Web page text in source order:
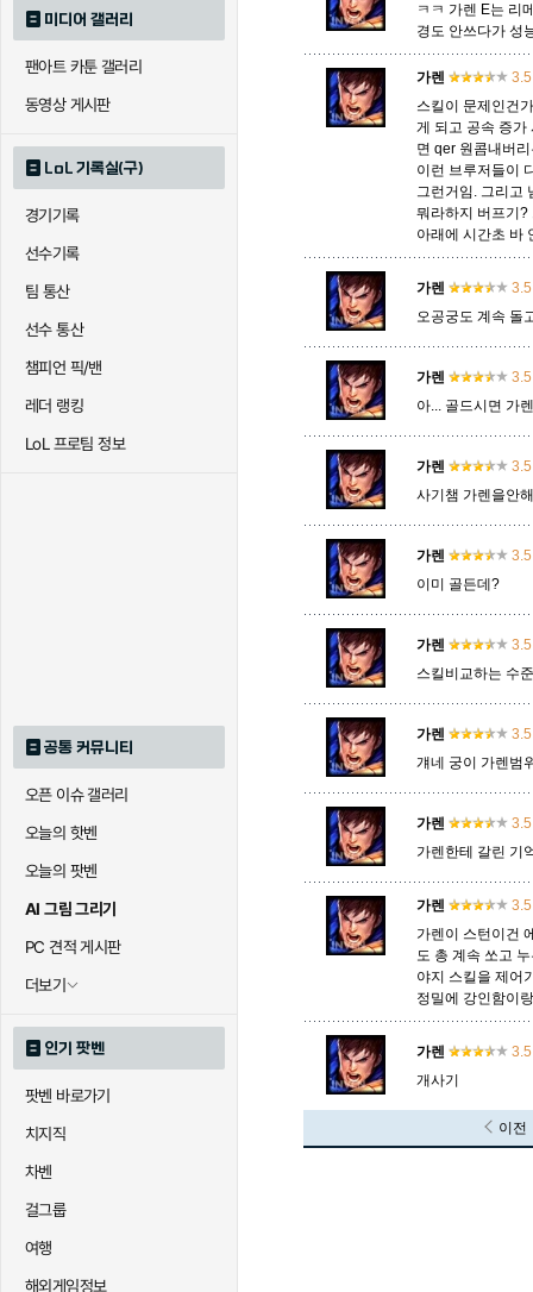
미디어 갤러리
팬아트 카툰 갤러리
동영상 게시판
LoL 기록실(구)
경기기록
선수기록
팀 통산
선수 통산
챔피언 픽/밴
레더 랭킹
LoL 프로팀 정보
공통 커뮤니티
오픈 이슈 갤러리
오늘의 핫벤
오늘의 팟벤
AI 그림 그리기
PC 견적 게시판
더보기
인기 팟벤
팟벤 바로가기
치지직
차벤
걸그룹
여행
해외게임정보
직스 진 질리
카이사 카직스 카타리
크산테 클레
트리스타나
하이머딩거 헤카림 흐웨
ㅋㅋ 가렌 E는 리
경도 안쓰다가 성
가렌
3.5
스킬이 문제인건
게 되고 공속 증가
면 qer 원콤내버
이런 브루저들이
그런거임. 그리고
뭐라하지 버프기?
아래에 시간초 바
가렌
3.5
오공궁도 계속 돌
가렌
3.5
아... 골드시면 가
가렌
3.5
사기챔 가렌을안
가렌
3.5
이미 골든데?
가렌
3.5
스킬비교하는 수
가렌
3.5
걔네 궁이 가렌범
가렌
3.5
가렌한테 갈린 기
가렌
3.5
가렌이 스턴이건
도 총 계속 쏘고
야지 스킬을 제어
정밀에 강인함이
가렌
3.5
개사기
이전